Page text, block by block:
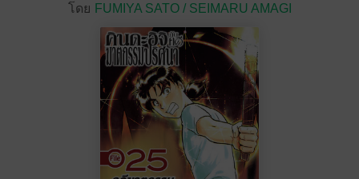
โดย FUMIYA SATO / SEIMARU AMAGI